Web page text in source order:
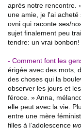
après notre rencontre.
une amie, je l'ai
ovni qui raconte ses/
sujet finalement peu
tendre: un vrai bonbon!
- Comment font les
érigée avec des mots,
des choses qui la
observer les jours et
féroce. » Anna,
elle peut avec la vie.
entre une mère
filles à l’adolescence